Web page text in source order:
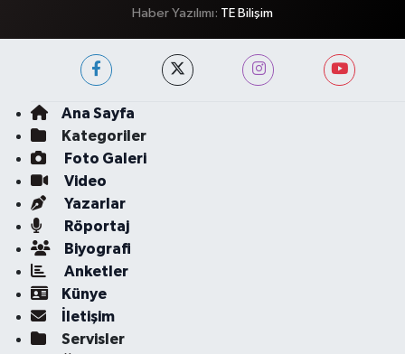
Haber Yazılımı: TE Bilişim
Ana Sayfa
Kategoriler
Foto Galeri
Video
Yazarlar
Röportaj
Biyografi
Anketler
Künye
İletişim
Servisler